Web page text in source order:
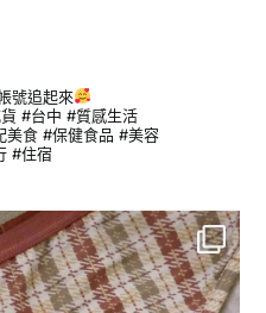
號追起來
#台中 #質感生活
美食 #保健食品 #美容
#住宿